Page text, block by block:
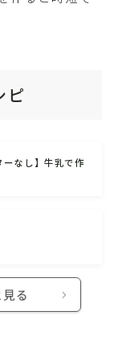
ピ
ーなし】牛乳で作
る